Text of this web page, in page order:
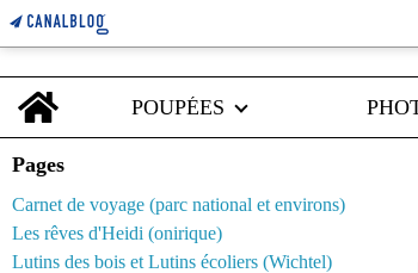
Home
POUPÉES
Pages
Carnet de voyage (parc national et environs)
Les rêves d'Heidi (onirique)
Lutins des bois et Lutins écoliers (Wichtel)